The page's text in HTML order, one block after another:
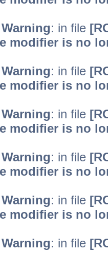
: in file
modifier is no
: in file
modifier is no
: in file
modifier is no
: in file
modifier is no
: in file
modifier is no
: in file